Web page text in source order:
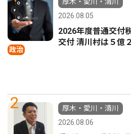
政治
厚木・愛川・清川
2026.08.05
2026年度普通交付
交付 清川村は５億
2
厚木・愛川・清川
2026.08.06